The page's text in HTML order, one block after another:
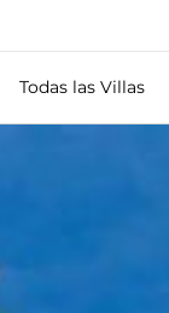
Todas las Villas